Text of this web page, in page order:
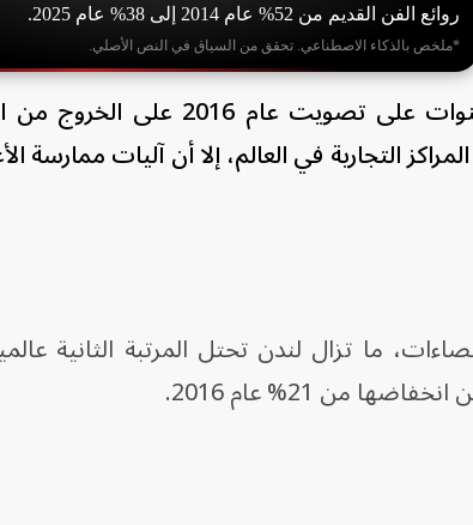
روائع الفن القديم من 52% عام 2014 إلى 38% عام 2025.
*ملخص بالذكاء الاصطناعي. تحقق من السياق في النص الأصلي.
بعد مرور عشر سنوات على
التجارية في العالم، إلا أن آليات
ما تزال لندن تحتل المرتبة الثانية